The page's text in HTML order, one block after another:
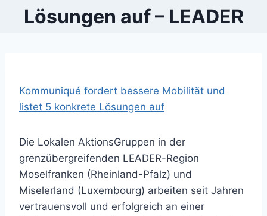
Lösungen auf – LEADER
Kommuniqué fordert bessere Mobilität und
listet 5 konkrete Lösungen auf
Die Lokalen AktionsGruppen in der
grenzübergreifenden LEADER-Region
Moselfranken (Rheinland-Pfalz) und
Miselerland (Luxembourg) arbeiten seit Jahren
vertrauensvoll und erfolgreich an einer